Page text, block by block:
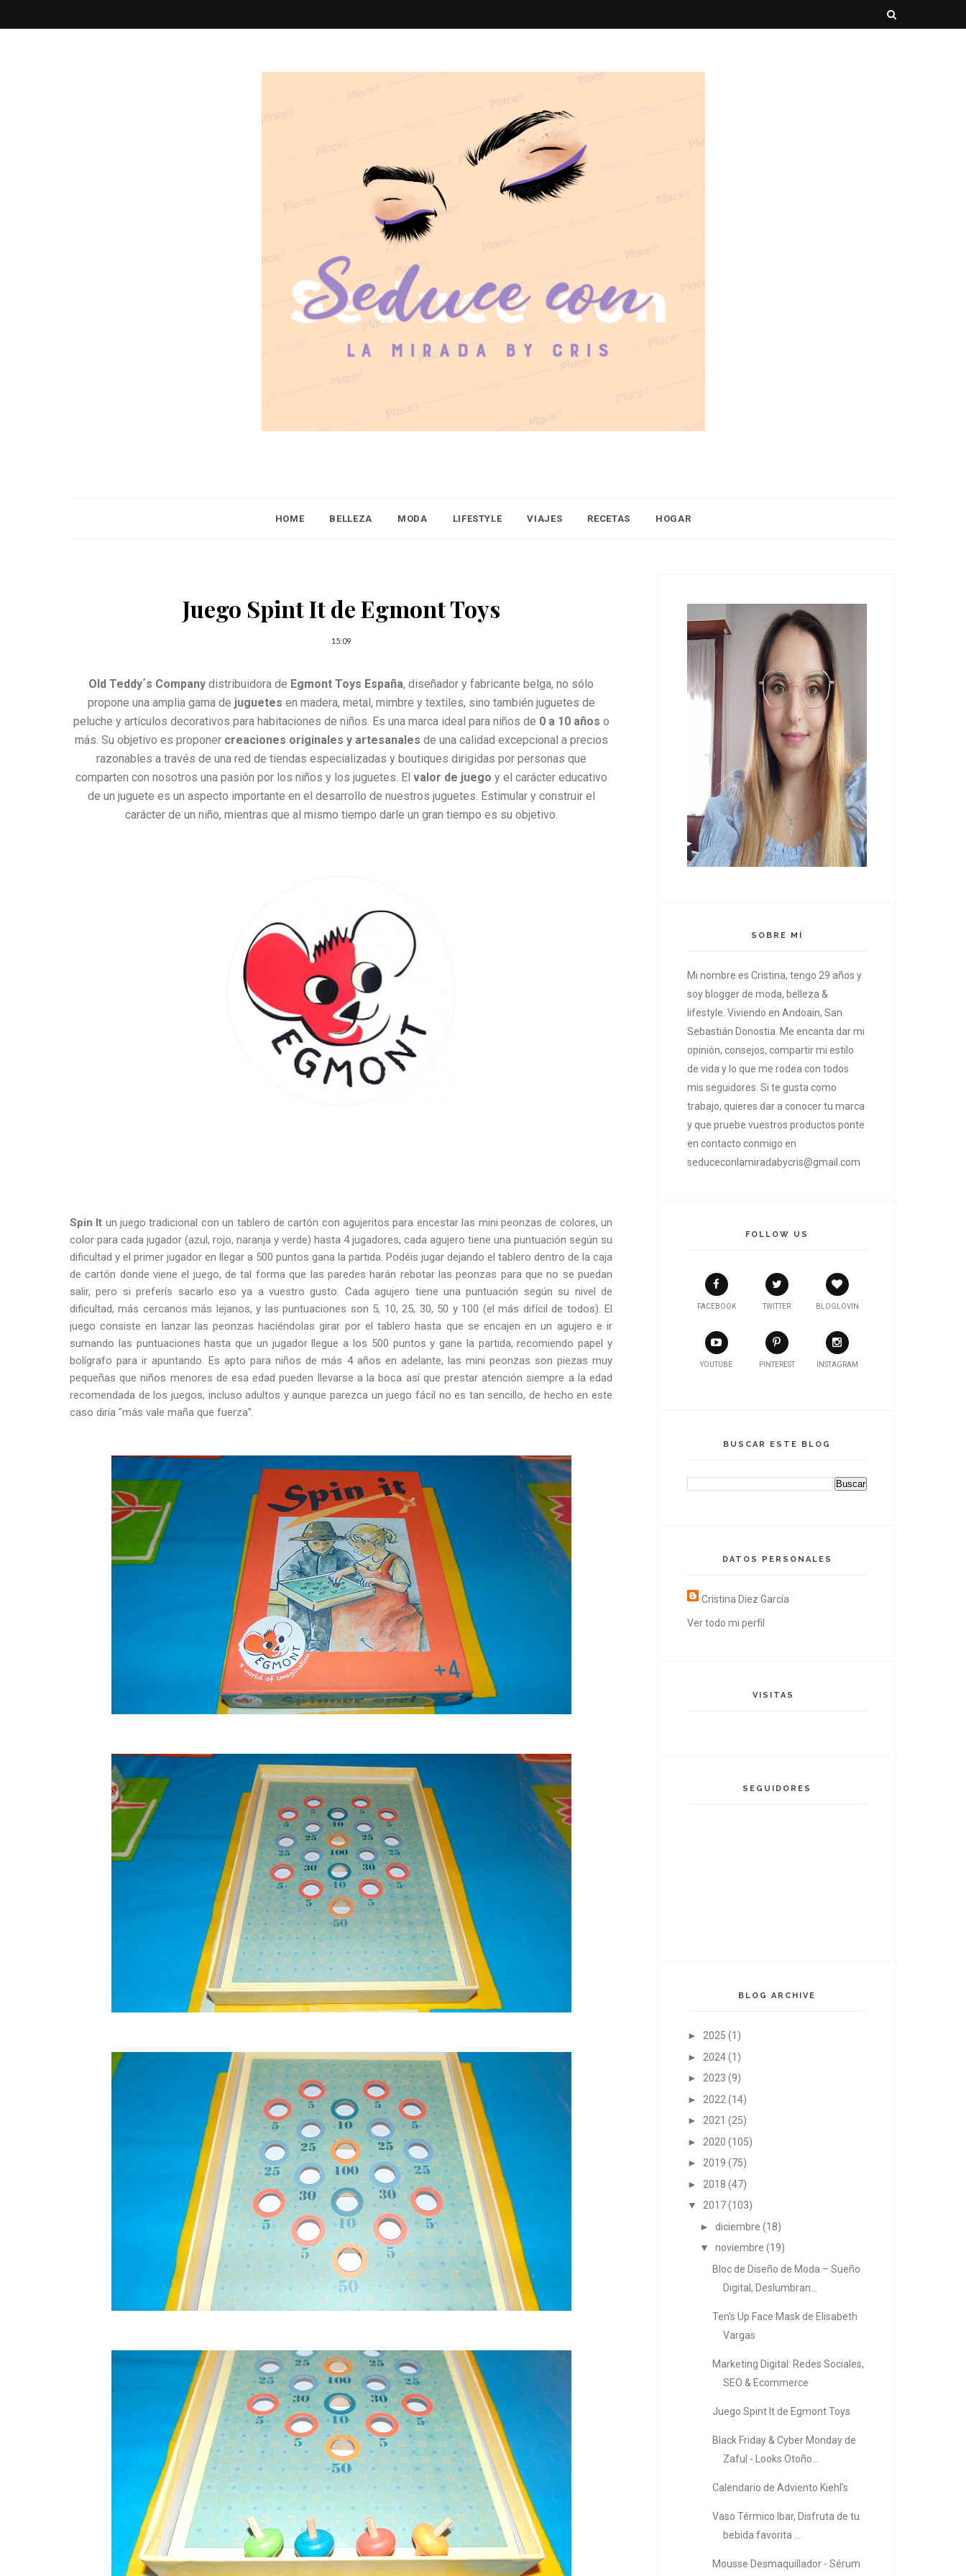
HOME BELLEZA MODA LIFESTYLE VIAJES RECETAS HOGAR
Juego Spint It de Egmont Toys
15:09
Old Teddy´s Company distribuidora de Egmont Toys España, diseñador y fabricante belga, no sólo
propone una amplia gama de juguetes en madera, metal, mimbre y textiles, sino también juguetes de
peluche y artículos decorativos para habitaciones de niños. Es una marca ideal para niños de 0 a 10 años o
más. Su objetivo es proponer creaciones originales y artesanales de una calidad excepcional a precios
razonables a través de una red de tiendas especializadas y boutiques dirigidas por personas que
comparten con nosotros una pasión por los niños y los juguetes. El valor de juego y el carácter educativo
de un juguete es un aspecto importante en el desarrollo de nuestros juguetes. Estimular y construir el
carácter de un niño, mientras que al mismo tiempo darle un gran tiempo es su objetivo.
Spin It un juego tradicional con un tablero de cartón con agujeritos para encestar las mini peonzas de colores, un
color para cada jugador (azul, rojo, naranja y verde) hasta 4 jugadores, cada agujero tiene una puntuación según su
dificultad y el primer jugador en llegar a 500 puntos gana la partida. Podéis jugar dejando el tablero dentro de la caja
de cartón donde viene el juego, de tal forma que las paredes harán rebotar las peonzas para que no se puedan
salir, pero si preferís sacarlo eso ya a vuestro gusto. Cada agujero tiene una puntuación según su nivel de
dificultad, más cercanos más lejanos, y las puntuaciones son 5, 10, 25, 30, 50 y 100 (el más difícil de todos). El
juego consiste en lanzar las peonzas haciéndolas girar por el tablero hasta que se encajen en un agujero e ir
sumando las puntuaciones hasta que un jugador llegue a los 500 puntos y gane la partida, recomiendo papel y
bolígrafo para ir apuntando. Es apto para niños de más 4 años en adelante, las mini peonzas son piezas muy
pequeñas que niños menores de esa edad pueden llevarse a la boca así que prestar atención siempre a la edad
recomendada de los juegos, incluso adultos y aunque parezca un juego fácil no es tan sencillo, de hecho en este
caso diría "más vale maña que fuerza".
SOBRE MÍ
Mi nombre es Cristina, tengo 29 años y
soy blogger de moda, belleza &
lifestyle. Viviendo en Andoain, San
Sebastián Donostia. Me encanta dar mi
opinión, consejos, compartir mi estilo
de vida y lo que me rodea con todos
mis seguidores. Si te gusta como
trabajo, quieres dar a conocer tu marca
y que pruebe vuestros productos ponte
en contacto conmigo en
seduceconlamiradabycris@gmail.com
FOLLOW US
FACEBOOK TWITTER BLOGLOVIN
YOUTUBE PINTEREST INSTAGRAM
BUSCAR ESTE BLOG
DATOS PERSONALES
Cristina Diez García
Ver todo mi perfil
VISITAS
SEGUIDORES
BLOG ARCHIVE
► 2025 (1)
► 2024(1)
► 2023 (9)
► 2022 (14)
► 2021 (25)
► 2020 (105)
► 2019 (75)
► 2018 (47)
▼
2017(103)
► diciembre (18)
▼
noviembre (19)
Bloc de Diseño de Moda – Sueño
Digital, Deslumbran...
Ten's Up Face Mask de Elisabeth
Vargas
Marketing Digital: Redes Sociales,
SEO & Ecommerce
Juego Spint It de Egmont Toys
Black Friday & Cyber Monday de
Zaful - Looks Otoño...
Calendario de Adviento Kiehl's
Vaso Térmico Ibar, Disfruta de tu
bebida favorita ...
Mousse Desmaquillador - Sérum